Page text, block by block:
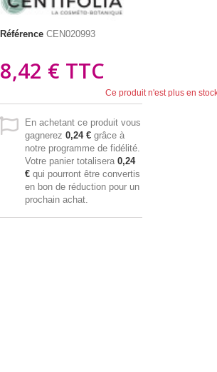
Référence CEN020993
8,42 € TTC
Ce produit n'est plus en
En achetant ce produit vous
gagnerez 0,24 € grâce à
notre programme de fidélité.
Votre panier totalisera 0,24
€ qui pourront être convertis
en bon de réduction pour un
prochain achat.